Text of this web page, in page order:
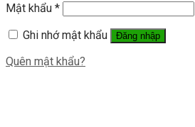
Mật khẩu *
Ghi nhớ mật khẩu
Đăng nhập
Quên mật khẩu?